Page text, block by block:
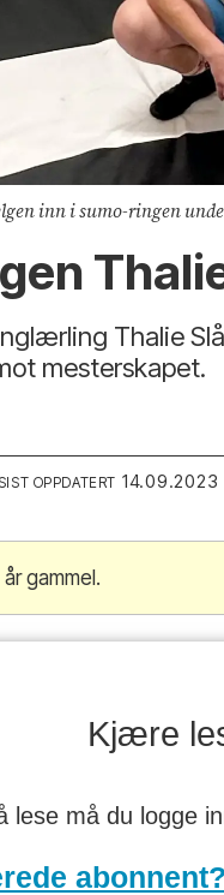
inn i sumo-ringen
Thalie
mesterskapet.
SIST OPPDATERT
gammel.
Kjære
lese må du logge